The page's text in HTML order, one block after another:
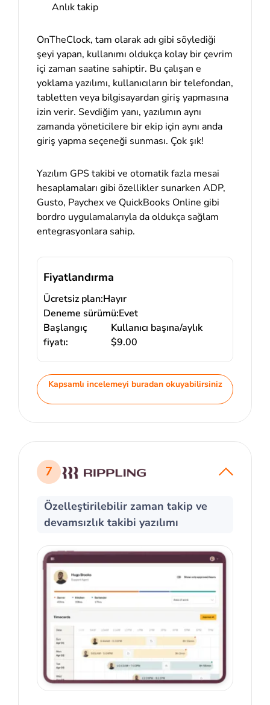
Anlık takip
OnTheClock, tam olarak adı gibi söylediği
şeyi yapan, kullanımı oldukça kolay bir çevrim
içi zaman saatine sahiptir. Bu çalışan e
yoklama yazılımı, kullanıcıların bir telefondan,
tabletten veya bilgisayardan giriş yapmasına
izin verir. Sevdiğim yanı, yazılımın aynı
zamanda yöneticilere bir ekip için aynı anda
giriş yapma seçeneği sunması. Çok şık!
Yazılım GPS takibi ve otomatik fazla mesai
hesaplamaları gibi özellikler sunarken ADP,
Gusto, Paychex ve QuickBooks Online gibi
bordro uygulamalarıyla da oldukça sağlam
entegrasyonlara sahip.
Fiyatlandırma
Ücretsiz plan:Hayır
Deneme sürümü:Evet
Başlangıç
fiyatı:
Kullanıcı başına/aylık
$9.00
Kapsamlı incelemeyi buradan okuyabilirsiniz
7
Özelleştirilebilir zaman takip ve
devamsızlık takibi yazılımı